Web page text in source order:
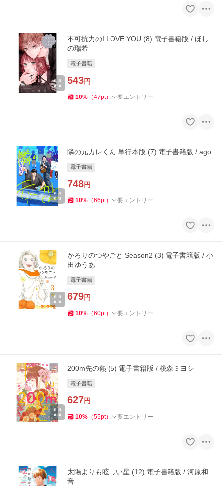
不可抗力のI LOVE YOU (8) 電子書籍版 / ほし
の瑞希
電子書籍
543円
10% （47pt） 要エントリー
隣の元カレくん 単行本版 (7) 電子書籍版 / ago
電子書籍
748円
10% （66pt） 要エントリー
かろりのつやごと Season2 (3) 電子書籍版 / 小
田ゆうあ
電子書籍
679円
10% （60pt） 要エントリー
200m先の熱 (5) 電子書籍版 / 桃森ミヨシ
電子書籍
627円
10% （55pt） 要エントリー
太陽よりも眩しい星 (12) 電子書籍版 / 河原和
音